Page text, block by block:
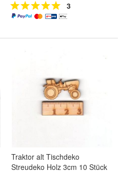
3
Traktor alt Tischdeko
Streudeko Holz 3cm 10 Stück